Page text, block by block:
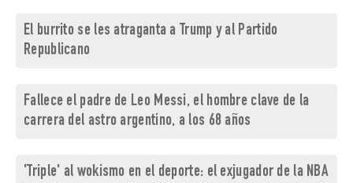
El burrito se les atraganta a Trump y al Partido
Republicano
Fallece el padre de Leo Messi, el hombre clave de la
carrera del astro argentino, a los 68 años
'Triple' al wokismo en el deporte: el exjugador de la NBA